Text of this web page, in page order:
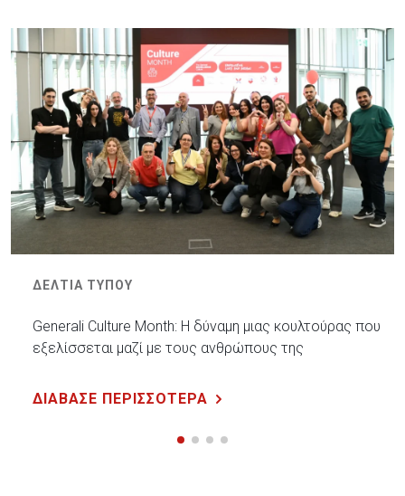
ΔΕΛΤΙΑ ΤΥΠΟΥ
Generali Culture Month: Η δύναμη μιας κουλτούρας που
εξελίσσεται μαζί με τους ανθρώπους της
ΔΙΑΒΑΣΕ ΠΕΡΙΣΣΟΤΕΡΑ